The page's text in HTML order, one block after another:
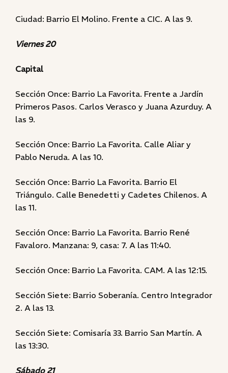
Ciudad: Barrio El Molino. Frente a CIC. A las 9.
Viernes 20
Capital
Sección Once: Barrio La Favorita. Frente a Jardín
Primeros Pasos. Carlos Verasco y Juana Azurduy. A
las 9.
Sección Once: Barrio La Favorita. Calle Aliar y
Pablo Neruda. A las 10.
Sección Once: Barrio La Favorita. Barrio El
Triángulo. Calle Benedetti y Cadetes Chilenos. A
las 11.
Sección Once: Barrio La Favorita. Barrio René
Favaloro. Manzana: 9, casa: 7. A las 11:40.
Sección Once: Barrio La Favorita. CAM. A las 12:15.
Sección Siete: Barrio Soberanía. Centro Integrador
2. A las 13.
Sección Siete: Comisaría 33. Barrio San Martín. A
las 13:30.
Sábado 21